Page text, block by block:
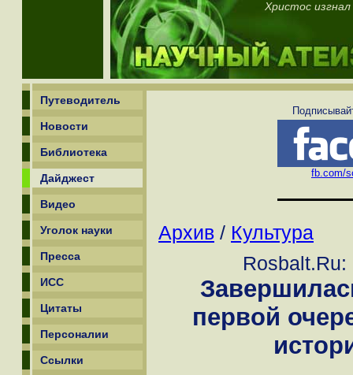
Христос
Путеводитель
Новости
Библиотека
Дайджест
Видео
Уголок науки
Пресса
ИСС
Цитаты
Персоналии
Ссылки
fb.com/
Архив / Культура
первой